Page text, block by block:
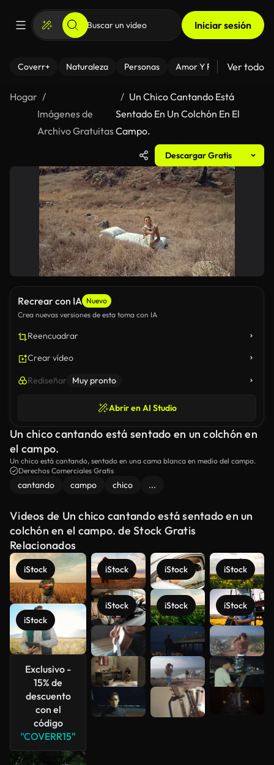
Iniciar sesión
Coverr+ Naturaleza Personas Amor Y Relaciones
Ver todo
Hogar
Imágenes de
Archivo Gratuitas
Un Chico Cantando Está
Sentado En Un Colchón En El
Campo.
Descargar Gratis
Recrear con IA Nuevo
Crea nuevas versiones de esta toma con IA
Reencuadrar
Crear vídeo
Rediseñar Muy pronto
Abrir en AI Studio
Un chico cantando está sentado en un colchón en
el campo.
Un chico está cantando, sentado en una cama blanca en medio del campo.
Derechos Comerciales Gratis
cantando campo chico ...
Videos de Un chico cantando está sentado en un
colchón en el campo. de Stock Gratis
Relacionados
iStock
iStock
Exclusivo -
15% de
descuento
con el
código
"COVERR15"
iStock
iStock
iStock
iStock
iStock
iStock
Ver más